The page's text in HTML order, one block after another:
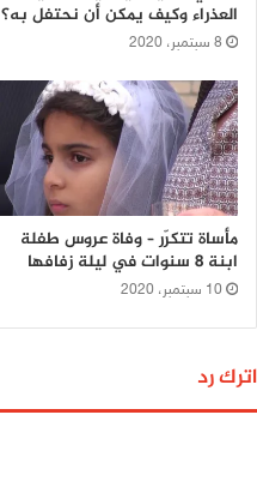
العذراء وكيف يمكن أن نحتفل به؟
8 سبتمبر، 2020
مأساة تتكرّر – وفاة عروس طفلة
ابنة 8 سنوات في ليلة زفافها
10 سبتمبر، 2020
اترك رد